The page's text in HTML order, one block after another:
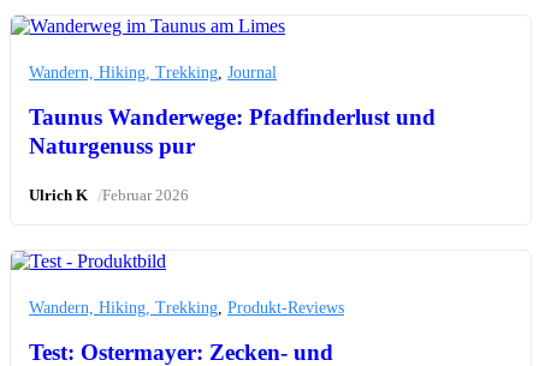
Wandern, Hiking, Trekking Journal
Taunus Wanderwege: Pfadfinderlust und
Naturgenuss pur
Ulrich K /Februar 2026
Wandern, Hiking, Trekking Produkt-Reviews
Test: Ostermayer: Zecken- und